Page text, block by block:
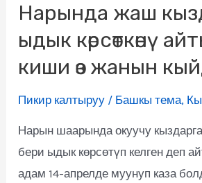
Нарында жаш
ыдык көрсөткөнү
киши өз жанын
Пикир калтыруу / Башкы тема,
Нарын шаарында окуучу
бери ыдык көрсөтүп келген деп
адам 14-апрелде муунуп каза